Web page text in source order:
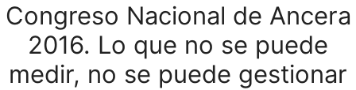
Congreso Nacional de Ancera
2016. Lo que no se puede
medir, no se puede gestionar